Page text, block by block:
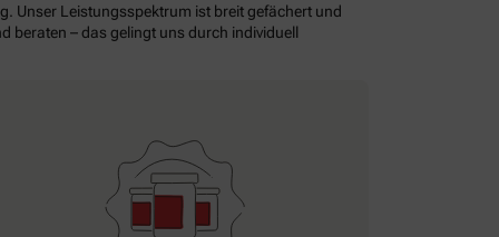
Unser Leistungsspektrum ist breit gefächert und
beraten – das gelingt uns durch individuell